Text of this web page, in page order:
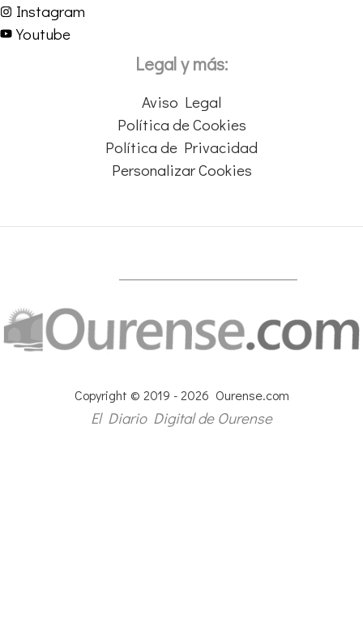
Instagram
Youtube
Legal y más:
Aviso Legal
Política de Cookies
Política de Privacidad
Personalizar Cookies
Copyright © 2019 - 2026 Ourense.com
El Diario Digital de Ourense